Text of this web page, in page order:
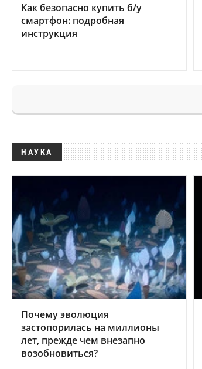
Как безопасно купить б/у
смартфон: подробная
инструкция
НАУКА
Почему эволюция
застопорилась на миллионы
лет, прежде чем внезапно
возобновиться?